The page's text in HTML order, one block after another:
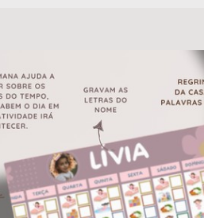
CAMILA SCOLA FOTOGRAFIA
SOLICITE UM ORÇAMENTO